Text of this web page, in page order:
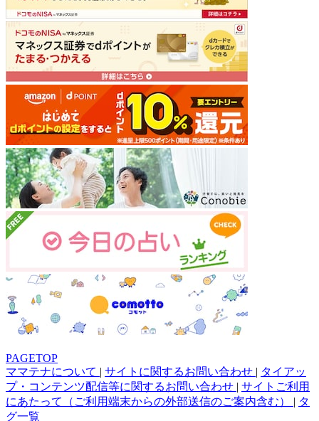
PAGETOP
ママテナについて | サイトに関するお問い合わせ | タイアッ
プ・コンテンツ配信等に関するお問い合わせ | サイトご利用
にあたって（ご利用端末からの外部送信のご案内含む） | タ
グ一覧